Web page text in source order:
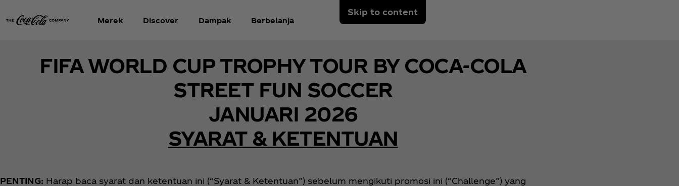
Skip to content
Merek Discover Dampak Berbelanja
FIFA WORLD CUP TROPHY TOUR BY COCA-COLA
STREET FUN SOCCER
JANUARI 2026
SYARAT & KETENTUAN
PENTING: Harap baca syarat dan ketentuan ini (“Syarat & Ketentuan”) sebelum mengikuti promosi ini (“Challenge”) yang